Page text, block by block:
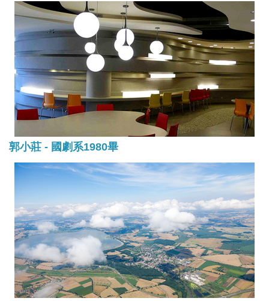
郭小莊 - 國劇系1980畢